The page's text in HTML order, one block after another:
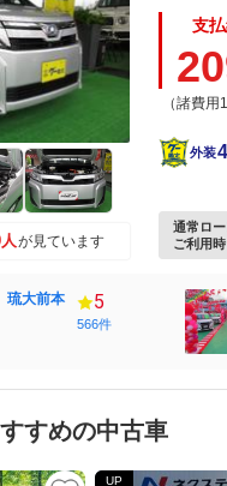
が見ています
支
（諸費用
外装4
通常ロ
ご利用時
琉大前本
5
566件
すめの中古車
UP